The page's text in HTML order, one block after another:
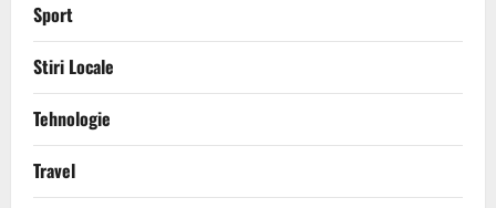
Sport
Stiri Locale
Tehnologie
Travel